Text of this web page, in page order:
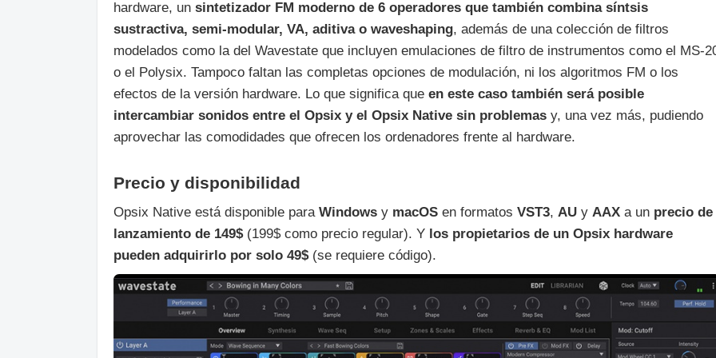
hardware, un sintetizador FM moderno de 6 operadores que también combina síntsis
sustractiva, semi-modular, VA, aditiva o waveshaping, además de una colección de filtros
modelados como la del Wavestate que incluyen emulaciones de filtro de instrumentos como el MS-
o el Polysix. Tampoco faltan las completas opciones de modulación, ni los algoritmos FM o los
efectos de la versión hardware. Lo que significa que en este caso también será posible
intercambiar sonidos entre el Opsix y el Opsix Native sin problemas y, una vez más, pudiendo
aprovechar las comodidades que ofrecen los ordenadores frente al hardware.
Precio y disponibilidad
Opsix Native está disponible para Windows y macOS en formatos VST3, AU y AAX a un precio de
lanzamiento de 149$(199$ como precio regular). Y los propietarios de un Opsix hardware
pueden adquirirlo por solo 49$(se requiere código).